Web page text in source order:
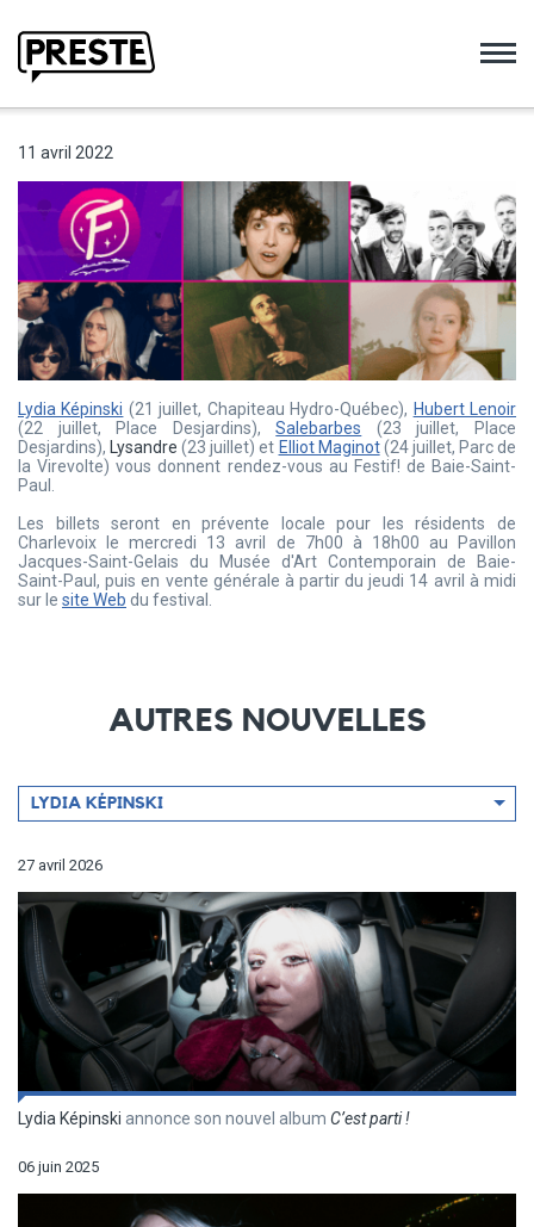
11 avril 2022
Lydia Képinski (21 juillet, Chapiteau Hydro-Québec), Hubert Lenoir
(22 juillet, Place Desjardins),Salebarbes (23 juillet, Place
Desjardins),
Lysandre (23 juillet) et Elliot Maginot(24 juillet, Parc de
la Virevolte) vous donnent rendez-vous au Festif! de Baie-Saint-
Paul.
Les billets seront en prévente locale pour les résidents de
Charlevoix le mercredi 13 avril de 7h00 à 18h00 au Pavillon
Jacques-Saint-Gelais du Musée d'Art Contemporain de Baie-
Saint-Paul, puis en vente générale à partir du jeudi 14 avril à midi
sur le site Web du festival.
AUTRES NOUVELLES
Filtrer
par
LYDIA KÉPINSKI
27 avril 2026
Lydia Képinski annonce son nouvel album C’est parti !
06 juin 2025